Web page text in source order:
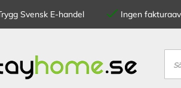
Svensk E-handel Ingen
Sök